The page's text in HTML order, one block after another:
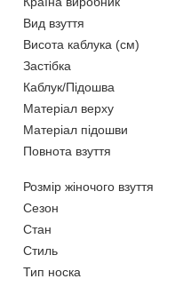
Вид взуття
Висота каблука (см)
Застібка
Каблук/Підошва
Матеріал верху
Матеріал підошви
Повнота взуття
Розмір жіночого взуття
Сезон
Стан
Стиль
Тип носка